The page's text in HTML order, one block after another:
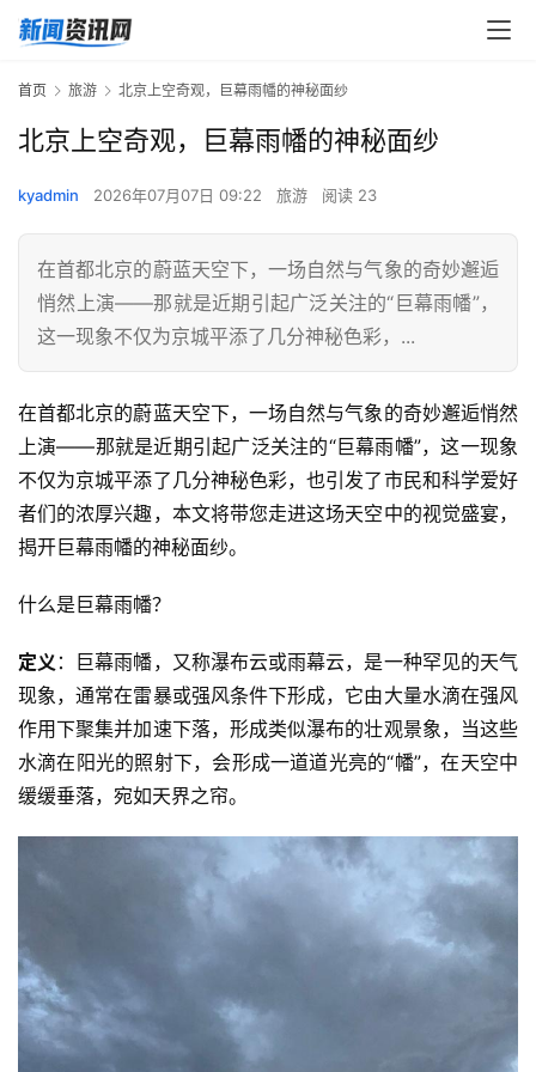
首页 旅游 北京上空奇观，巨幕雨幡的神秘面纱
北京上空奇观，巨幕雨幡的神秘面纱
kyadmin 2026年07月07日 09:22 旅游 阅读 23
在首都北京的蔚蓝天空下，一场自然与气象的奇妙邂逅
悄然上演——那就是近期引起广泛关注的“巨幕雨幡”，
这一现象不仅为京城平添了几分神秘色彩，...
在首都北京的蔚蓝天空下，一场自然与气象的奇妙邂逅悄然
上演——那就是近期引起广泛关注的“巨幕雨幡”，这一现象
不仅为京城平添了几分神秘色彩，也引发了市民和科学爱好
者们的浓厚兴趣，本文将带您走进这场天空中的视觉盛宴，
揭开巨幕雨幡的神秘面纱。
什么是巨幕雨幡？
定义 ：巨幕雨幡，又称瀑布云或雨幕云，是一种罕见的天气
现象，通常在雷暴或强风条件下形成，它由大量水滴在强风
作用下聚集并加速下落，形成类似瀑布的壮观景象，当这些
水滴在阳光的照射下，会形成一道道光亮的“幡”，在天空中
缓缓垂落，宛如天界之帘。